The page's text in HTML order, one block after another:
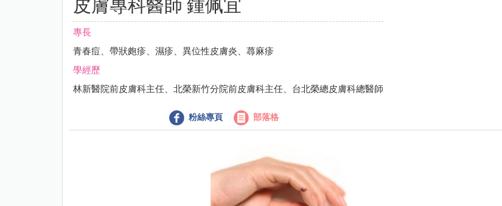
皮膚專科醫師 鍾佩宜
專長
青春痘、帶狀皰疹、濕疹、異位性皮膚炎、蕁麻疹
學經歷
林新醫院前皮膚科主任、北榮新竹分院前皮膚科主任、台北榮總皮膚科總醫師
粉絲專頁 部落格